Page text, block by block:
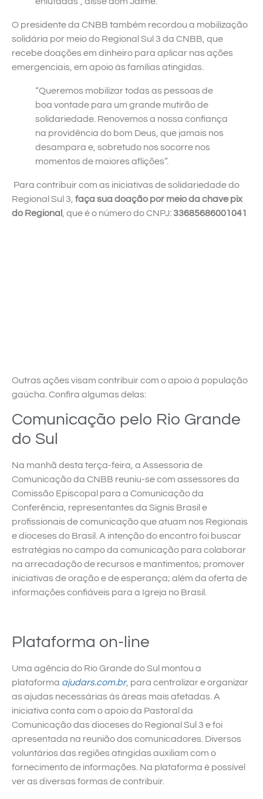
O presidente da CNBB também recordou a mobilização
solidária por meio do Regional Sul 3 da CNBB, que
recebe doações em dinheiro para aplicar nas ações
emergenciais, em apoio às famílias atingidas.
“Queremos mobilizar todas as pessoas de
boa vontade para um grande mutirão de
solidariedade. Renovemos a nossa confiança
na providência do bom Deus, que jamais nos
desampara e, sobretudo nos socorre nos
momentos de maiores aflições”.
Para contribuir com as iniciativas de solidariedade do
Regional Sul 3, faça sua doação por meio da chave pix
do Regional
, que é o número do CNPJ: 33685686001041
Outras ações visam contribuir com o apoio à população
gaúcha. Confira algumas delas:
Comunicação pelo Rio Grande
do Sul
Na manhã desta terça-feira, a Assessoria de
Comunicação da CNBB reuniu-se com assessores da
Comissão Episcopal para a Comunicação da
Conferência, representantes da Signis Brasil e
profissionais de comunicação que atuam nos Regionais
e dioceses do Brasil. A intenção do encontro foi buscar
estratégias no campo da comunicação para colaborar
na arrecadação de recursos e mantimentos; promover
iniciativas de oração e de esperança; além da oferta de
informações confiáveis para a Igreja no Brasil.
Plataforma on-line
Uma agência do Rio Grande do Sul montou a
plataforma ajudars.com.br, para centralizar e organizar
as ajudas necessárias às áreas mais afetadas. A
iniciativa conta com o apoio da Pastoral da
Comunicação das dioceses do Regional Sul 3 e foi
apresentada na reunião dos comunicadores. Diversos
voluntários das regiões atingidas auxiliam com o
fornecimento de informações. Na plataforma é possível
ver as diversas formas de contribuir.